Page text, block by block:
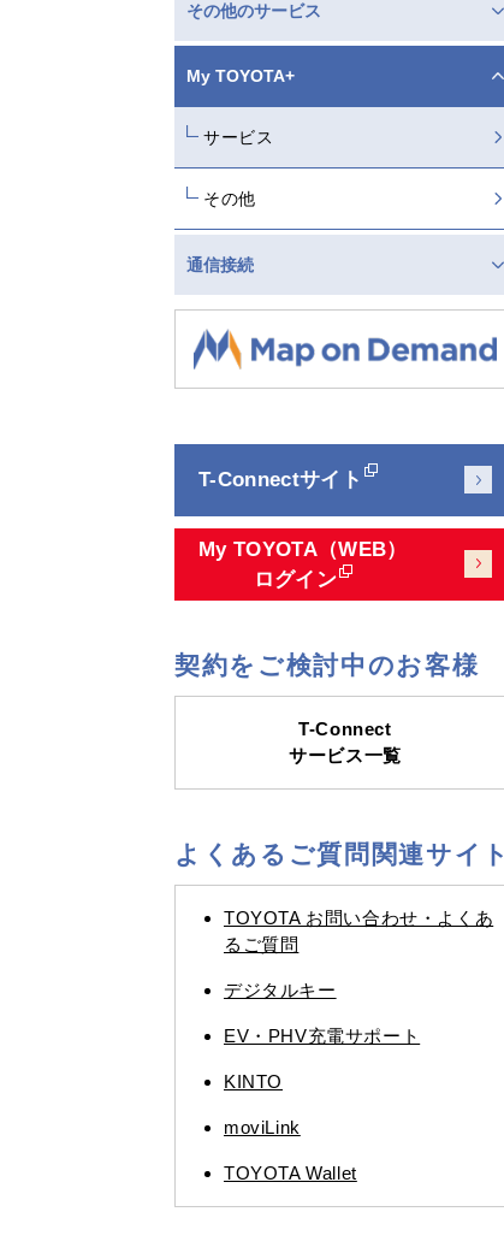
その他のサービス
My TOYOTA+
サービス
その他
通信接続
T-Connectサイト
My TOYOTA（WEB）
ログイン
契約をご検討中のお客様
T-Connect
サービス一覧
よくあるご質問関連サイト
TOYOTA お問い合わせ・よくあ
るご質問
デジタルキー
EV・PHV充電サポート
KINTO
moviLink
TOYOTA Wallet